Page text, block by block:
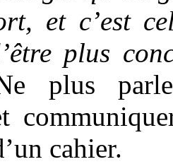
et c’est
plus
plus
cahier.